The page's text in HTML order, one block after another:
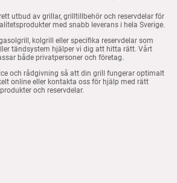
utbud av grillar, grilltillbehör och reservdelar för
med snabb leverans i hela Sverige.
kolgrill eller specifika reservdelar som
tändsystem hjälper vi dig att hitta rätt. Vårt
både privatpersoner och företag.
och rådgivning så att din grill fungerar optimalt
online eller kontakta oss för hjälp med rätt
produkter och reservdelar.